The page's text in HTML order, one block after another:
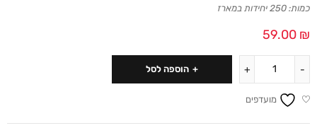
כמות: 250 יחידות במארז
59.00 ₪
הוספה לסל
מועדפים